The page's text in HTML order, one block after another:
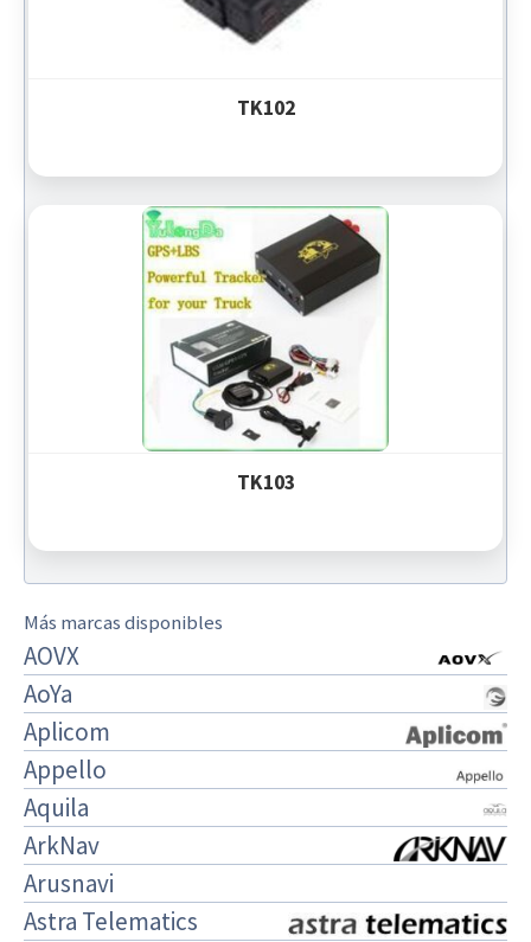
TK102
TK103
Más marcas disponibles
AOVX
AoYa
Aplicom
Appello
Aquila
ArkNav
Arusnavi
Astra Telematics